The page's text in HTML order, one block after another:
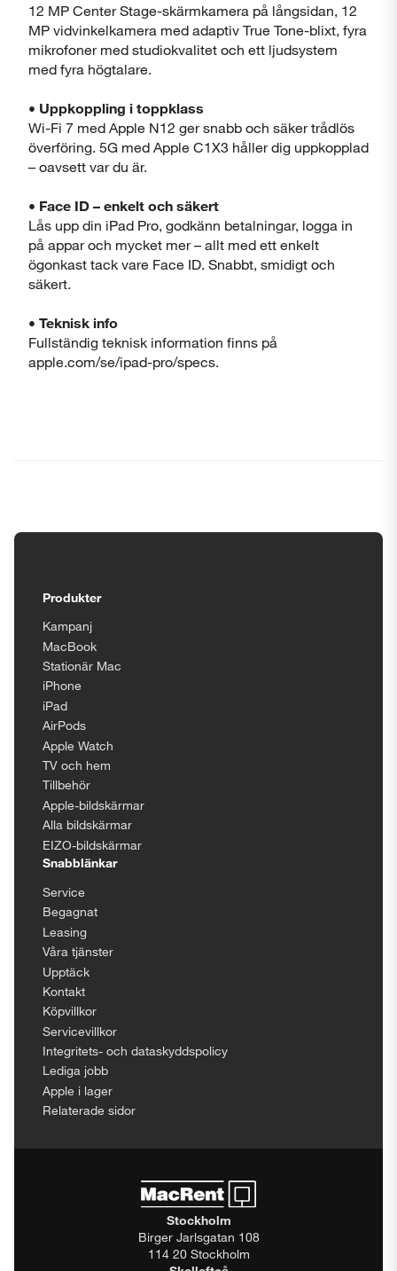
12 MP Center Stage-skärmkamera på långsidan, 12
MP vidvinkelkamera med adaptiv True Tone-blixt, fyra
mikrofoner med studiokvalitet och ett ljudsystem
med fyra högtalare.
• Uppkoppling i toppklass
Wi-Fi 7 med Apple N12 ger snabb och säker trådlös
överföring. 5G med Apple C1X3 håller dig uppkopplad
– oavsett var du är.
• Face ID – enkelt och säkert
Lås upp din iPad Pro, godkänn betalningar, logga in
på appar och mycket mer – allt med ett enkelt
ögonkast tack vare Face ID. Snabbt, smidigt och
säkert.
• Teknisk info
Fullständig teknisk information finns på
apple.com/se/ipad-pro/specs.
Produkter
Kampanj
MacBook
Stationär Mac
iPhone
iPad
AirPods
Apple Watch
TV och hem
Tillbehör
Apple-bildskärmar
Alla bildskärmar
EIZO-bildskärmar
Snabblänkar
Service
Begagnat
Leasing
Våra tjänster
Upptäck
Kontakt
Köpvillkor
Servicevillkor
Integritets- och dataskyddspolicy
Lediga jobb
Apple i lager
Relaterade sidor
Stockholm
Birger Jarlsgatan 108
114 20 Stockholm